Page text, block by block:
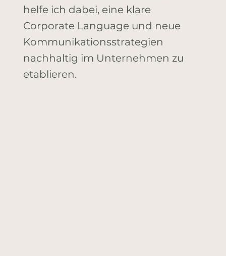
helfe ich dabei, eine klare
Corporate Language und neue
Kommunikationsstrategien
nachhaltig im Unternehmen zu
etablieren.